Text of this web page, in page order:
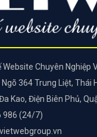
Website Chuyên Nghiệp
Ngõ 364 Trung Liệt, Thái
Kao, Điện Biên Phủ,
986 (24/7)